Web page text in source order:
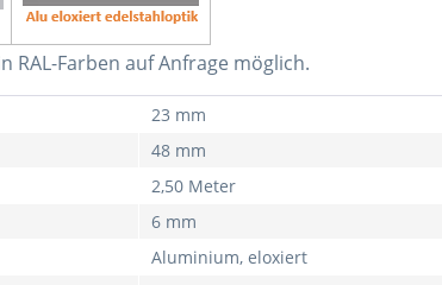
RAL-Farben auf Anfrage möglich.
23 mm
48 mm
2,50 Meter
6 mm
Aluminium, eloxiert